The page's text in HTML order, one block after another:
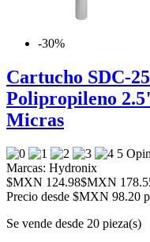
-30%
Cartucho SDC-
Polipropileno
Micras
5
Marcas: Hydronix
$MXN 124.98$MXN
Precio desde $MXN 98.20
Se vende desde 20 pieza(s)